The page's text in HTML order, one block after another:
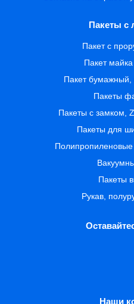
Пакеты с
Пакет с
Пакет
Пакет бумажный,
Пакеты
Пакеты с замком,
Пакеты для
Полипропиленовые
Пакеты
Рукав,
Наши